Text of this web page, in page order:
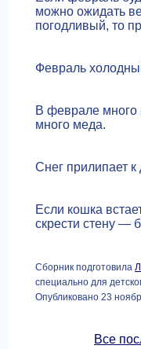
можно ожидать
погодливый, то
Февраль
В феврале много
много меда.
Снег прилипает
Если кошка
скрести стену —
Сборник подготовила
специально для
Опубликовано 23
Все